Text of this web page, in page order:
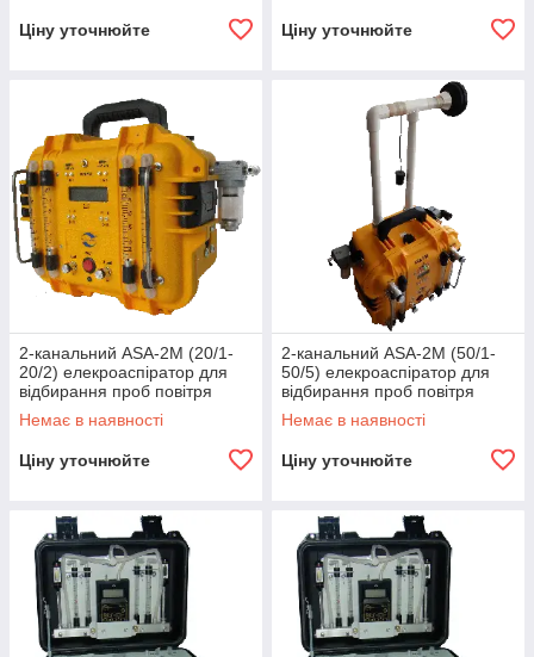
Ціну уточнюйте Ціну уточнюйте
2-канальний ASA-2M (20/1-
20/2) елекроаспіратор для
відбирання проб повітря
Немає в наявності
Ціну уточнюйте
2-канальний ASA-2M (50/1-
50/5) елекроаспіратор для
відбирання проб повітря
Немає в наявності
Ціну уточнюйте